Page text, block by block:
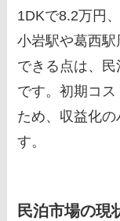
1DKで8.2万円
小岩駅や葛西
できる点は、
です。初期コ
ため、収益化
す。
民泊市場の現